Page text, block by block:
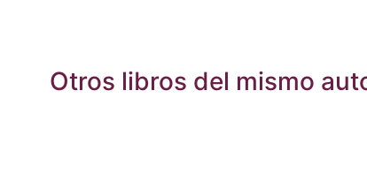
Otros libros del mismo